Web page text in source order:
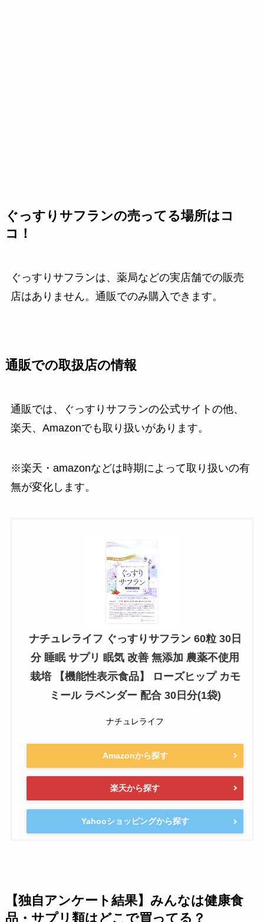
ぐっすりサフランの売ってる場所はコ
コ！
ぐっすりサフランは、薬局などの実店舗での販売
店はありません。通販でのみ購入できます。
通販での取扱店の情報
通販では、ぐっすりサフランの公式サイトの他、
楽天、Amazonでも取り扱いがあります。
※楽天・amazonなどは時期によって取り扱いの有
無が変化します。
ナチュレライフ ぐっすりサフラン 60粒 30日
分 睡眠 サプリ 眠気 改善 無添加 農薬不使用
栽培 【機能性表示食品】 ローズヒップ カモ
ミール ラベンダー 配合 30日分(1袋)
ナチュレライフ
Amazonから探す
楽天から探す
Yahooショッピングから探す
【独自アンケート結果】みんなは健康食
品・サプリ類はどこで買ってる？